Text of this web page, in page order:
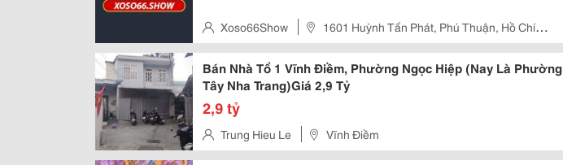
Xoso66Show
1601 Huỳnh Tấn Phát, Phú Thuận, Hồ Chí
Minh 70000, Vietnam
Bán Nhà Tổ 1 Vĩnh Điềm, Phường Ngọc Hiệp (Nay Là Phường
Tây Nha Trang)Giá 2,9 Tỷ
2,9 tỷ
Trung Hieu Le Vĩnh Điềm